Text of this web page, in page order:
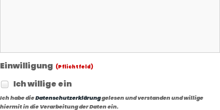
Einwilligung (Pflichtfeld)
Ich willige ein
Ich habe dieDatenschutzerklärunggelesen und verstanden und willige
hiermit in die Verarbeitung der Daten ein.